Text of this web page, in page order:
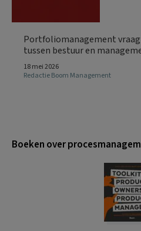
Portfoliomanagement
tussen bestuur en
18 mei 2026
Redactie Boom Management
Boeken over